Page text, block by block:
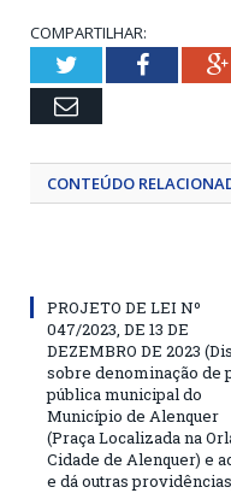
COMPARTILHAR:
TwitterFacebook
Email
CONTEÚDO
PROJETO DE LEI Nº
047/2023, DE 13 DE
DEZEMBRO DE 2023
sobre denominação de
pública municipal do
Município de Alenquer
(Praça Localizada na
Cidade de Alenquer) e
e dá outras